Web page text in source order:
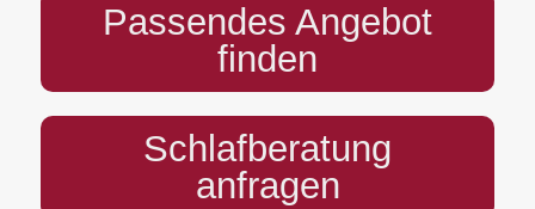
Passendes Angebot
finden
Schlafberatung
anfragen